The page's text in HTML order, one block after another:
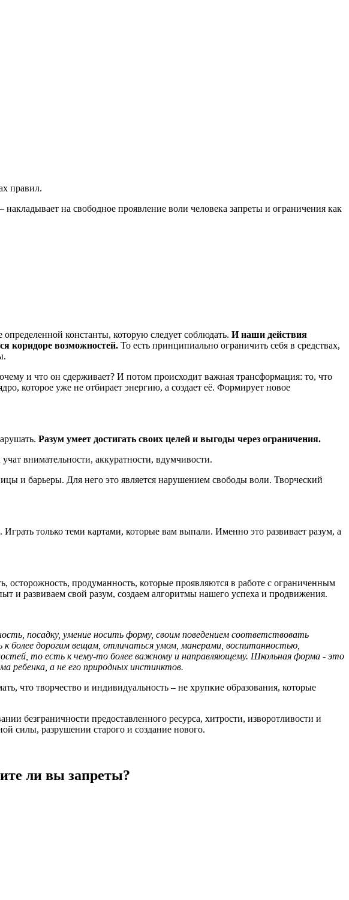
правил.
на свободное проявление воли человека запреты и ограничения как
константы, которую следует соблюдать. И наши действия
коридоре возможностей. То есть принципиально ограничить себя в средствах,
и что он сдерживает? И потом происходит важная трансформация: то, что
которое уже не отбирает энергию, а создает её. Формирует новое
Разум умеет достигать своих целей и выгоды через ограничения.
внимательности, аккуратности, вдумчивости.
и барьеры. Для него это является нарушением свободы воли. Творческий
только теми картами, которые вам выпали. Именно это развивает разум, а
продуманность, которые проявляются в работе с ограниченным
и развиваем свой разум, создаем алгоритмы нашего успеха и продвижения.
посадку, умение носить форму, своим поведением соответствовать
более дорогим вещам, отличаться умом, манерами, воспитанностью,
то есть к чему-то более важному и направляющему. Школьная форма - это
ребенка, а не его природных инстинктов.
что творчество и индивидуальность – не хрупкие образования, которые
безграничности предоставленного ресурса, хитрости, изворотливости и
силы, разрушении старого и создание нового.
ли вы запреты?